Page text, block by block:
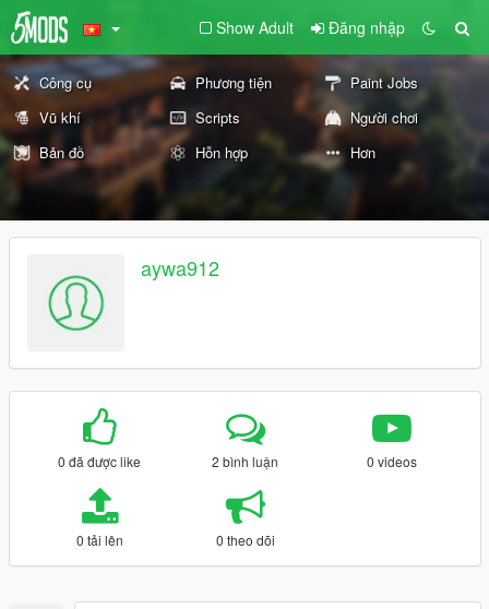
Show Adult Đăng nhập
Công cụ Phương tiện
Paint Jobs
Vũ khí
Scripts
Người chơi
Bản đồ
Hỗn hợp Hơn
aywa912
0 đã được like 2 bình luận 0 videos
0 tải lên 0 theo dõi